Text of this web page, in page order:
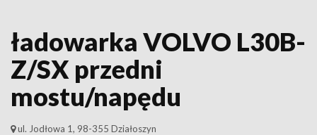
ładowarka VOLVO L30B-
Z/SX przedni
mostu/napędu
ul. Jodłowa 1, 98-355 Działoszyn